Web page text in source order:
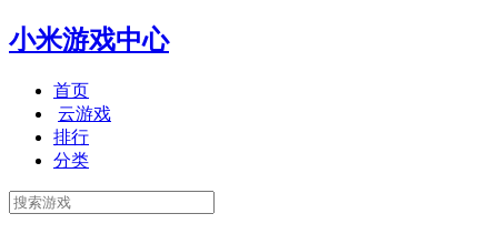
小米游戏中心
首页
云游戏
排行
分类